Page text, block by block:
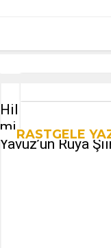
RASTGELE
Hil
mi
Yavuz’un Rüya